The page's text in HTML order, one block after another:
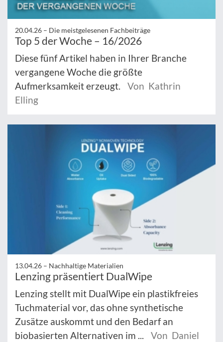
20.04.26 – Die meistgelesenen Fachbeiträge
Top 5 der Woche – 16/2026
Diese fünf Artikel haben in Ihrer Branche
vergangene Woche die größte
Aufmerksamkeit erzeugt.
Von Kathrin
Elling
13.04.26 – Nachhaltige Materialien
Lenzing präsentiert DualWipe
Lenzing stellt mit DualWipe ein plastikfreies
Tuchmaterial vor, das ohne synthetische
Zusätze auskommt und den Bedarf an
biobasierten Alternativen im ...
Von Daniel